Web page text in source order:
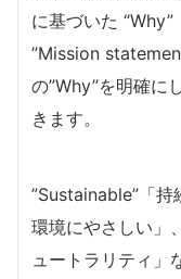
に基づいた
”Mission
の”Why”を明確に
きます。
”Sustainable”「
環境にやさしい」
ュートラリティ」